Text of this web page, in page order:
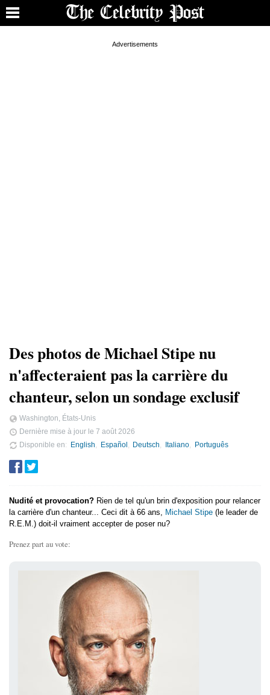
Des photos de Michael Stipe nu
n'affecteraient pas la carrière du
chanteur, selon un sondage exclusif
Washington, États-Unis
Dernière mise à jour le 7 août 2026
Disponible en
English Español Deutsch Italiano Português
Nudité et provocation? Rien de tel qu'un brin d'exposition pour relancer
la carrière d'un chanteur... Ceci dit à 66 ans, Michael Stipe (le leader de
R.E.M.) doit-il vraiment accepter de poser nu?
Prenez part au vote: